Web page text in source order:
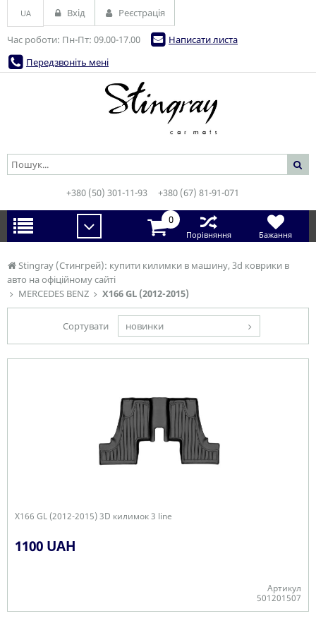
Stingray (Стингрей): купити килимки в машину, 3d коврики в
авто на офіційному сайті
MERCEDES BENZ
X166 GL (2012-2015)
Сортувати новинки
X166 GL (2012-2015) 3D килимок 3 line
1100 UAH
Артикул
501201507
Час роботи: Пн-Пт: 09.00-17.00
Написати листа
Передзвоніть мені
UA Вхід Реєстрація
+380 (50) 301-11-93 +380 (67) 81-91-071
0
Порівняння Бажання